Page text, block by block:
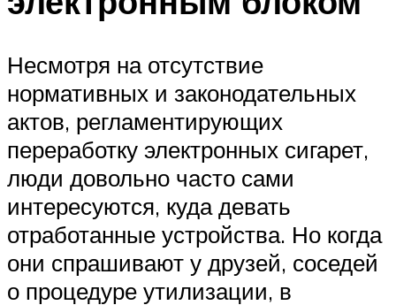
Несмотря на отсутствие
нормативных и законодательных
актов, регламентирующих
переработку электронных сигарет,
люди довольно часто сами
интересуются, куда девать
отработанные устройства. Но когда
они спрашивают у друзей, соседей
о процедуре утилизации, в